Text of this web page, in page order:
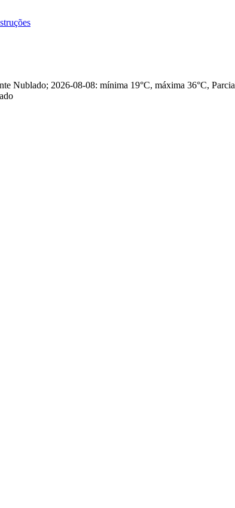
Nublado; 2026-08-08: mínima 19°C, máxima 36°C,